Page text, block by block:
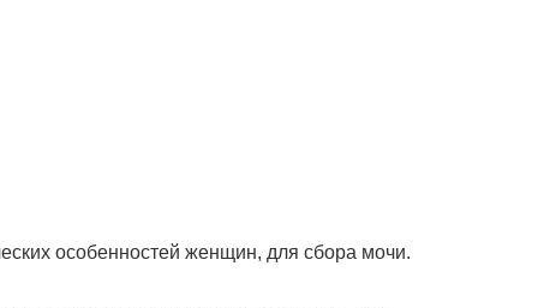
особенностей женщин, для сбора мочи.